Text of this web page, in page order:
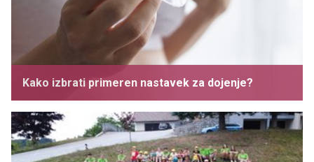
Kako izbrati primeren nastavek za dojenje?